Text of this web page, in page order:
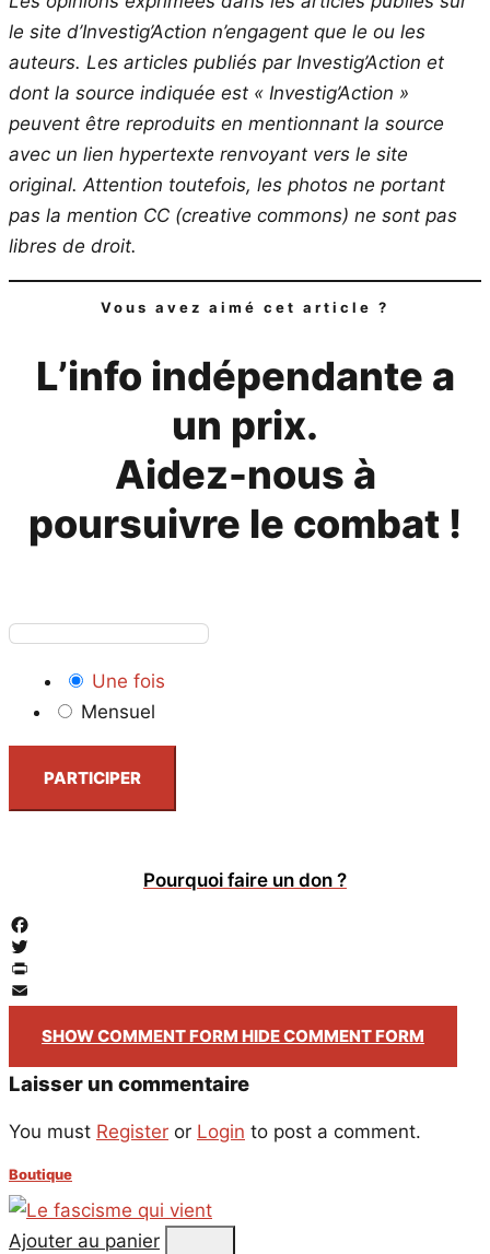
le site d’Investig’Action n’engagent que le ou les
auteurs. Les articles publiés par Investig’Action et
dont la source indiquée est « Investig’Action »
peuvent être reproduits en mentionnant la source
avec un lien hypertexte renvoyant vers le site
original. Attention toutefois, les photos ne portant
pas la mention CC (creative commons) ne sont pas
libres de droit.
Vous avez aimé cet article ?
L’info indépendante a
un prix.
Aidez-nous à
poursuivre le combat !
Une fois
Mensuel
PARTICIPER
Pourquoi faire un don ?
Facebook
Twitter
PrintFriendly
Email
SHOW COMMENT FORM HIDE COMMENT FORM
Laisser un commentaire
You must Register or Login to post a comment.
Boutique
Ajouter au panier